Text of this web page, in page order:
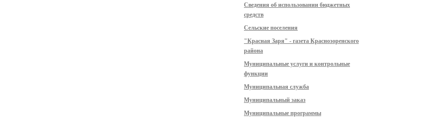
Сведения об использовании бюджетных
средств
Сельские поселения
"Красная Заря" - газета Краснозоренского
района
Муниципальные услуги и контрольные
функции
Муниципальная служба
Муниципальный заказ
Муниципальные программы